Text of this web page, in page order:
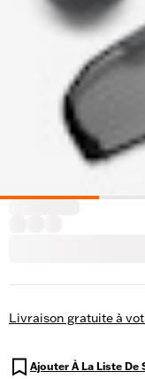
Livraison gratuite à
Ajouter À La Liste De